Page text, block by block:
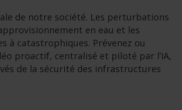
de notre société. Les perturbations
en eau et les
à catastrophiques. Prévenez ou
proactif, centralisé et piloté par l’IA,
de la sécurité des infrastructures